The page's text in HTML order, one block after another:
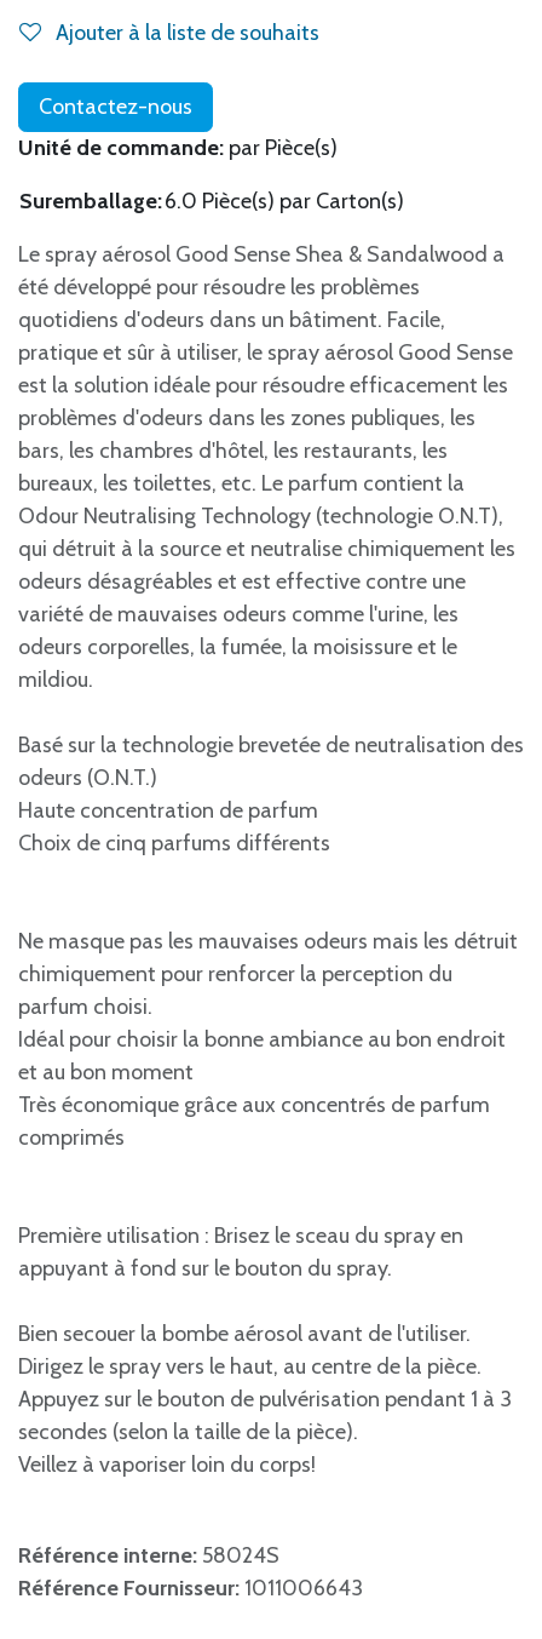
Ajouter à la liste de souhaits
Contactez-nous
Unité de commande: par Pièce(s)
Suremballage:6.0 Pièce(s) par Carton(s)
Le spray aérosol Good Sense Shea & Sandalwood a
été développé pour résoudre les problèmes
quotidiens d'odeurs dans un bâtiment. Facile,
pratique et sûr à utiliser, le spray aérosol Good Sense
est la solution idéale pour résoudre efficacement les
problèmes d'odeurs dans les zones publiques, les
bars, les chambres d'hôtel, les restaurants, les
bureaux, les toilettes, etc. Le parfum contient la
Odour Neutralising Technology (technologie O.N.T),
qui détruit à la source et neutralise chimiquement les
odeurs désagréables et est effective contre une
variété de mauvaises odeurs comme l'urine, les
odeurs corporelles, la fumée, la moisissure et le
mildiou.
Basé sur la technologie brevetée de neutralisation des
odeurs (O.N.T.)
Haute concentration de parfum
Choix de cinq parfums différents
Ne masque pas les mauvaises odeurs mais les détruit
chimiquement pour renforcer la perception du
parfum choisi.
Idéal pour choisir la bonne ambiance au bon endroit
et au bon moment
Très économique grâce aux concentrés de parfum
comprimés
Première utilisation : Brisez le sceau du spray en
appuyant à fond sur le bouton du spray.
Bien secouer la bombe aérosol avant de l'utiliser.
Dirigez le spray vers le haut, au centre de la pièce.
Appuyez sur le bouton de pulvérisation pendant 1 à 3
secondes (selon la taille de la pièce).
Veillez à vaporiser loin du corps!
Référence interne: 58024S
Référence Fournisseur: 1011006643